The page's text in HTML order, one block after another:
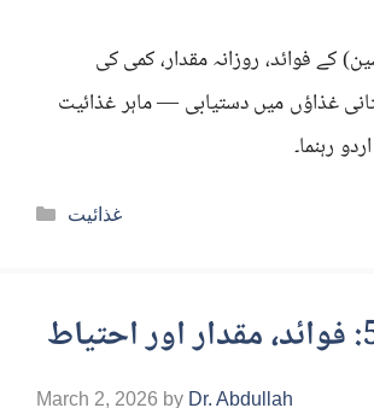
3 (نیاسین) کے فوائد، روزانہ مقدار، کمی کی
غذاؤں میں دستیابی — ماہر غذائیت
رہنما۔
Categories
غذائیت
March 2, 2026 by Dr. Abdullah